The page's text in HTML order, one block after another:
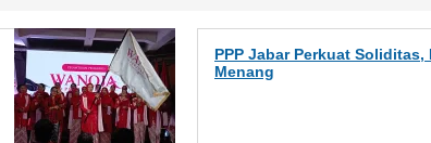
PPP Jabar Perkuat
Menang